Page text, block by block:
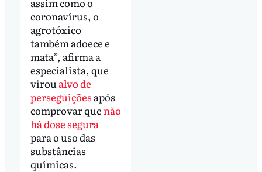
coronavírus, o
agrotóxico
também adoece e
mata”, afirma a
especialista, que
virou alvo de
perseguições após
comprovar que não
há dose segura
para o uso das
substâncias
químicas.